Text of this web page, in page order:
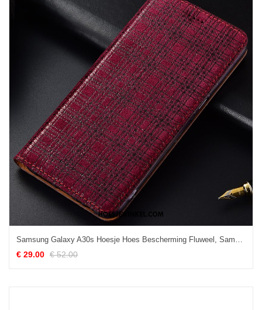
Samsung Galaxy A30s Hoesje Hoes Bescherming Fluweel, Samsung Galaxy A30s Hoesje Leren Etui Folio
€ 29.00 € 52.00